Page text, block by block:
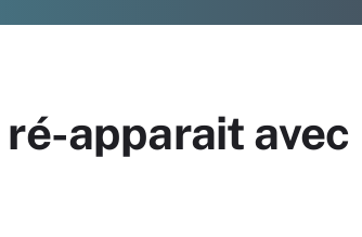
apparait avec